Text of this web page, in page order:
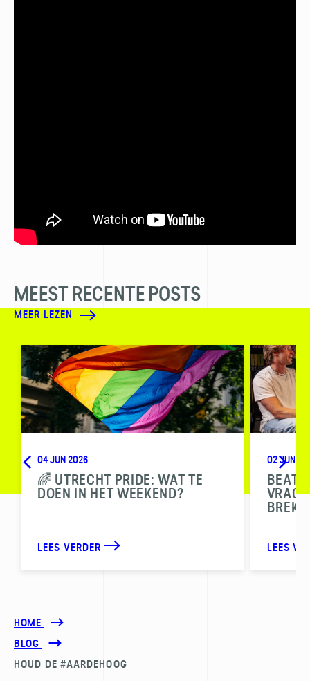
MEEST RECENTE POSTS
MEER LEZEN
04 JUN 2026
🌈 UTRECHT PRIDE: WAT TE
DOEN IN HET WEEKEND?
LEES VERDER
02 JUN
BEAT
LEES
HOME
BLOG
HOUD DE #AARDEHOOG